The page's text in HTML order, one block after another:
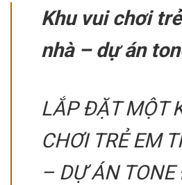
Khu vui chơi
nhà – dự án
LẮP ĐẶT MỘT
CHƠI TRẺ EM
– DỰ ÁN TONE